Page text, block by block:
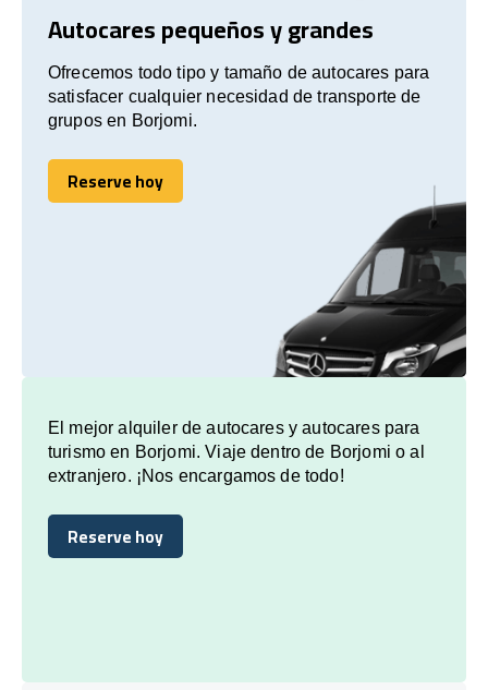
Autocares pequeños y grandes
Ofrecemos todo tipo y tamaño de autocares para
satisfacer cualquier necesidad de transporte de
grupos en Borjomi.
Reserve hoy
Reserve hoy
El mejor alquiler de autocares y autocares para
turismo en Borjomi. Viaje dentro de Borjomi o al
extranjero. ¡Nos encargamos de todo!
Reserve hoy
Reserve hoy